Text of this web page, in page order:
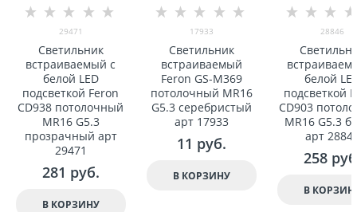
29471
Светильник
встраиваемый с
белой LED
подсветкой Feron
CD938 потолочный
MR16 G5.3
прозрачный арт
29471
281 руб.
В КОРЗИНУ
17933
Светильник
встраиваемый
Feron GS-M369
потолочный MR16
G5.3 серебристый
арт 17933
11 руб.
В КОРЗИНУ
28846
белой
подсветкой
CD903
MR16 G5.3
арт
258
В